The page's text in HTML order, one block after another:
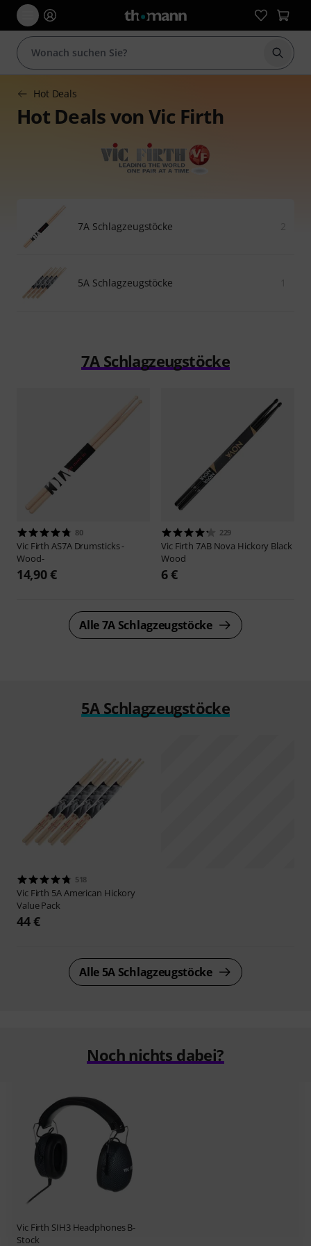
Suche
Hot Deals
Hot Deals von Vic Firth
7A Schlagzeugstöcke
5A Schlagzeugstöcke
7A Schlagzeugstöcke
80
Vic FirthAS7A Drumsticks -
Wood-
14,90 €
229
Vic Firth 7AB Nova Hickory Black
Wood
6 €
Alle 7A Schlagzeugstöcke
5A Schlagzeugstöcke
518
Vic Firth 5A American Hickory
Value Pack
44 €
Alle 5A Schlagzeugstöcke
Noch nichts dabei?
Vic Firth SIH3 Headphones B-
Stock